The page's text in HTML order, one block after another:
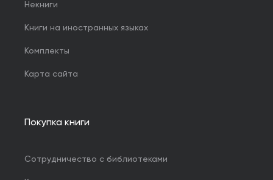
Некниги
Книги на иностранных языках
Комплекты
Карта сайта
Покупка книги
Сотрудничество с библиотеками